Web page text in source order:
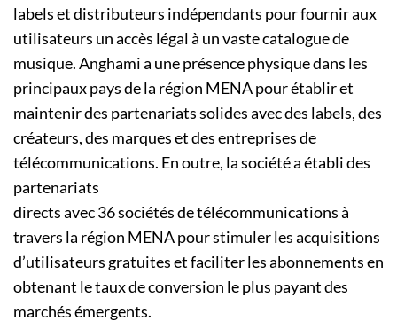
labels et distributeurs indépendants pour fournir aux
utilisateurs un accès légal à un vaste catalogue de
musique. Anghami a une présence physique dans les
principaux pays de la région MENA pour établir et
maintenir des partenariats solides avec des labels, des
créateurs, des marques et des entreprises de
télécommunications. En outre, la société a établi des
partenariats
directs avec 36 sociétés de télécommunications à
travers la région MENA pour stimuler les acquisitions
d’utilisateurs gratuites et faciliter les abonnements en
obtenant le taux de conversion le plus payant des
marchés émergents.